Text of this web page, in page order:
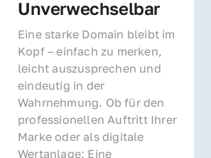
Unverwechselbar
Eine starke Domain bleibt im
Kopf – einfach zu merken,
leicht auszusprechen und
eindeutig in der
Wahrnehmung. Ob für den
professionellen Auftritt Ihrer
Marke oder als digitale
Wertanlage: Eine